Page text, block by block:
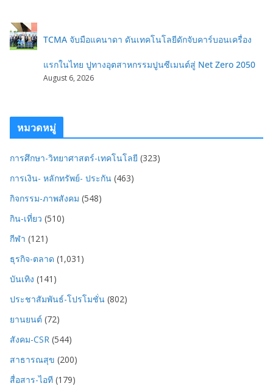
TCMA จับมือแคนาดา ดันเทคโนโลยีดักจับคาร์บอนเครื่อง
แรกในไทย ปูทางอุตสาหกรรมปูนซีเมนต์สู่ Net Zero 2050
August 6, 2026
หมวดหมู่
การศึกษา-วิทยาศาสตร์-เทคโนโลยี (323)
การเงิน- หลักทรัพย์- ประกัน (463)
กิจกรรม-ภาพสังคม (548)
กิน-เที่ยว (510)
กีฬา (121)
ธุรกิจ-ตลาด (1,031)
บันเทิง (141)
ประชาสัมพันธ์-โปรโมชั่น (802)
ยานยนต์ (72)
สังคม-CSR (544)
สาธารณสุข (200)
สื่อสาร-ไอที (179)